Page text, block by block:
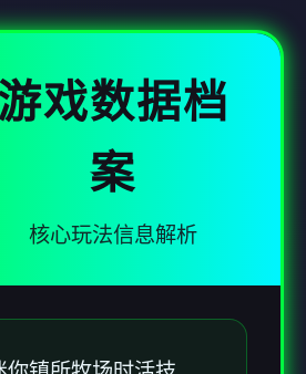
戏数据档
案
核心玩法信息解析